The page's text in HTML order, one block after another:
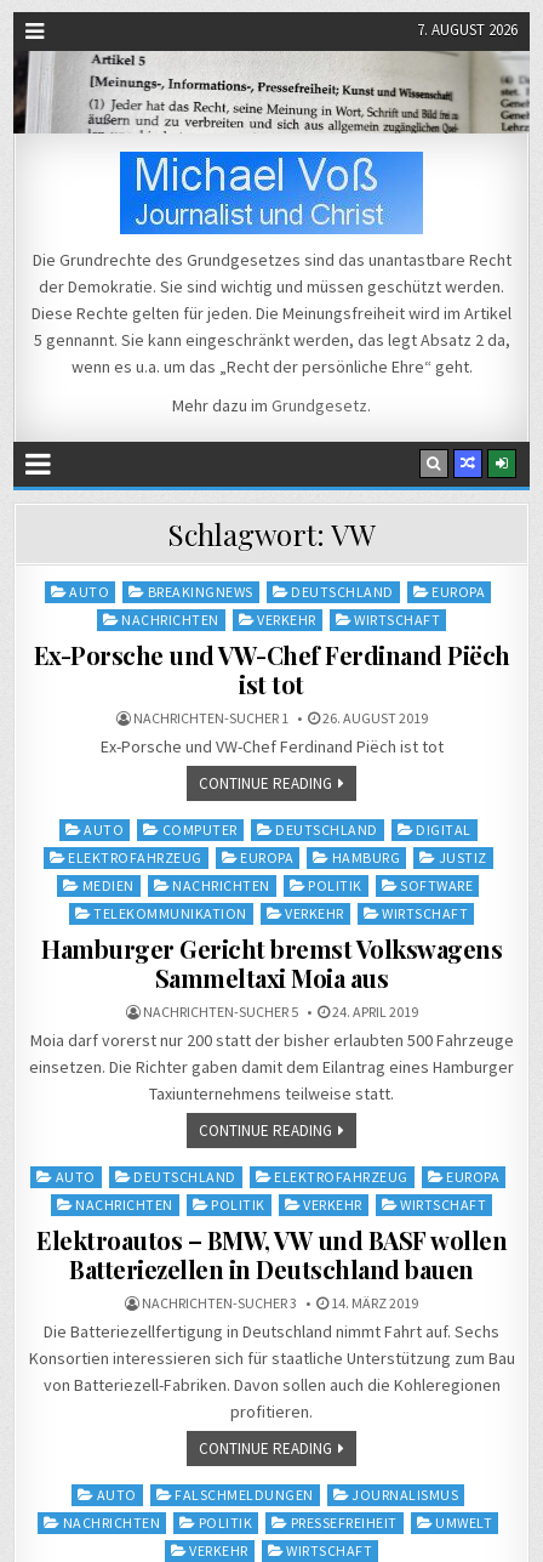
7. AUGUST 2026
Michael Voß
Die Grundrechte des Grundgesetzes sind das unantastbare Recht
der Demokratie. Sie sind wichtig und müssen geschützt werden.
Diese Rechte gelten für jeden. Die Meinungsfreiheit wird im Artikel
5 gennannt. Sie kann eingeschränkt werden, das legt Absatz 2 da,
wenn es u.a. um das „Recht der persönliche Ehre“ geht.
Mehr dazu im Grundgesetz.
Schlagwort: VW
Posted
AUTO BREAKINGNEWS DEUTSCHLAND
EUROPA
NACHRICHTEN
VERKEHR WIRTSCHAFT
Ex-Porsche und VW-Chef Ferdinand Piëch
ist tot
NACHRICHTEN-SUCHER 1 26. AUGUST 2019
Ex-Porsche und VW-Chef Ferdinand Piëch ist tot
CONTINUE READING
Posted
in
AUTO COMPUTER DEUTSCHLAND
DIGITAL
ELEKTROFAHRZEUG
EUROPA HAMBURG
JUSTIZ
MEDIEN
NACHRICHTEN POLITIK
SOFTWARE
TELEKOMMUNIKATION
VERKEHR WIRTSCHAFT
Hamburger Gericht bremst Volkswagens
Sammeltaxi Moia aus
NACHRICHTEN-SUCHER 5 24. APRIL 2019
Moia darf vorerst nur 200 statt der bisher erlaubten 500 Fahrzeuge
einsetzen. Die Richter gaben damit dem Eilantrag eines Hamburger
Taxiunternehmens teilweise statt.
CONTINUE READING
Posted
AUTO DEUTSCHLAND ELEKTROFAHRZEUG
EUROPA
NACHRICHTEN
POLITIK VERKEHR WIRTSCHAFT
Elektroautos – BMW, VW und BASF wollen
Batteriezellen in Deutschland bauen
NACHRICHTEN-SUCHER 3 14. MÄRZ 2019
Die Batteriezellfertigung in Deutschland nimmt Fahrt auf. Sechs
Konsortien interessieren sich für staatliche Unterstützung zum Bau
von Batteriezell-Fabriken. Davon sollen auch die Kohleregionen
profitieren.
CONTINUE READING
Posted
in
AUTO FALSCHMELDUNGEN
JOURNALISMUS
NACHRICHTEN
POLITIK PRESSEFREIHEIT
UMWELT
VERKEHR
WIRTSCHAFT